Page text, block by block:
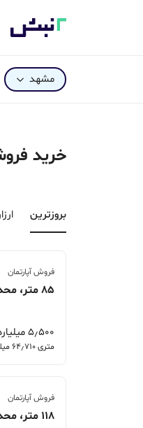
مشهد
خرید
بروزترین‌
فروش آپارتمان
85 متر، محدوده بلوار عبدالمطلب، مطهری
5٫500 میلیارد
متری 64٫710 میلیون
فروش آپارتمان